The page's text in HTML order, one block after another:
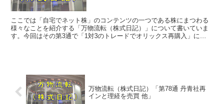
ここでは「自宅でネット株」のコンテンツの一つである株にまつわる
様々なことを紹介する「万物流転（株式日記）」について書いていま
す。今回はその第3通で「1対3のトレードでオリックス再購入」につ
万物流転（株式日記）「第78通 丹青社再
インと理経を売買 他」